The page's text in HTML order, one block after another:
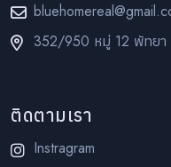
352/950 หมู่ 12 พัทยา
ติดตามเรา
Instragram